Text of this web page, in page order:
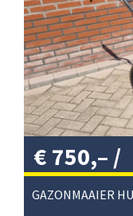
GAZONMAAIER
€ 750,– /